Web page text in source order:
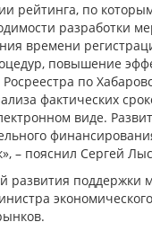
рейтинга, по
разработки
времени
повышение
по
фактических
виде.
– пояснил Сергей
развития поддержки